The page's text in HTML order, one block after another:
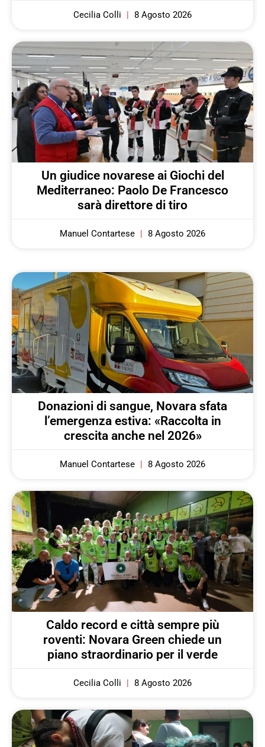
Cecilia Colli 8 Agosto 2026
Un giudice novarese ai Giochi del
Mediterraneo: Paolo De Francesco
sarà direttore di tiro
Manuel Contartese 8 Agosto 2026
Donazioni di sangue, Novara sfata
l’emergenza estiva: «Raccolta in
crescita anche nel 2026»
Manuel Contartese 8 Agosto 2026
Caldo record e città sempre più
roventi: Novara Green chiede un
piano straordinario per il verde
Cecilia Colli 8 Agosto 2026